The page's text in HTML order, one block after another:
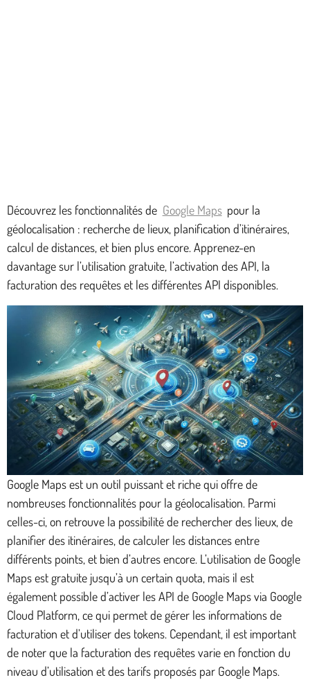
Découvrez les fonctionnalités de Google Maps pour la
géolocalisation : recherche de lieux, planification d’itinéraires,
calcul de distances, et bien plus encore. Apprenez-en
davantage sur l’utilisation gratuite, l’activation des API, la
facturation des requêtes et les différentes API disponibles.
Google Maps est un outil puissant et riche qui offre de
nombreuses fonctionnalités pour la géolocalisation. Parmi
celles-ci, on retrouve la possibilité de rechercher des lieux, de
planifier des itinéraires, de calculer les distances entre
différents points, et bien d’autres encore. L’utilisation de Google
Maps est gratuite jusqu’à un certain quota, mais il est
également possible d’activer les API de Google Maps via Google
Cloud Platform, ce qui permet de gérer les informations de
facturation et d’utiliser des tokens. Cependant, il est important
de noter que la facturation des requêtes varie en fonction du
niveau d’utilisation et des tarifs proposés par Google Maps.